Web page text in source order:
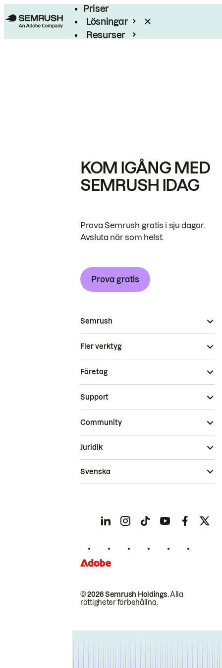
Priser
Lösningar
Resurser
KOM IGÅNG MED
SEMRUSH IDAG
Prova Semrush gratis i sju dagar.
Avsluta när som helst.
Prova gratis
Semrush
Fler verktyg
Företag
Support
Community
© 2026 Semrush Holdings.Alla
rättigheter förbehållna.
Juridik
Svenska